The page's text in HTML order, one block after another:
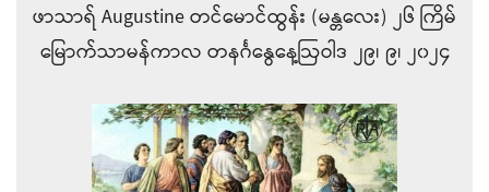
ဖာသာရ် Augustine တင်မောင်ထွန်း (မန္တလေး) ၂၆ ကြိမ်
မြောက်သာမန်ကာလ တနင်္ဂနွေနေ့ဩဝါဒ ၂၉၊ ၉၊ ၂၀၂၄